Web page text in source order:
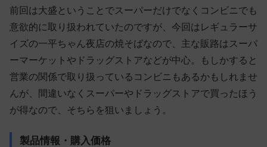
前回は大盛ということでスーパーだけでなくコンビニでも
意欲的に取り扱われていたのですが、今回はレギュラーサ
イズの一平ちゃん夜店の焼そばなので、主な販路はスーパ
ーマーケットやドラッグストアなどが中心。もしかすると
営業の関係で取り扱っているコンビニもあるかもしれませ
んが、間違いなくスーパーやドラッグストアで買ったほう
が得なので、そちらを狙いましょう。
製品情報・購入価格